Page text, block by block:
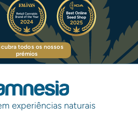
todos os nossos
prémios
experiências naturais